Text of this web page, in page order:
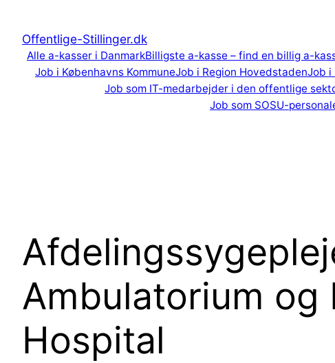
indholdOffentlige-Stillinger.dk
Alle a-kasser i DanmarkBilligste a-kasse – find en billig a-
Job i Københavns KommuneJob i Region HovedstadenJob i
Job som IT-medarbejder i den offentlige
Job som SOSU-
Ambulatorium og
Hospital